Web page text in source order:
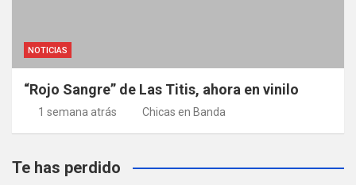
NOTICIAS
“Rojo Sangre” de Las Titis, ahora en vinilo
1 semana atrás Chicas en Banda
Te has perdido